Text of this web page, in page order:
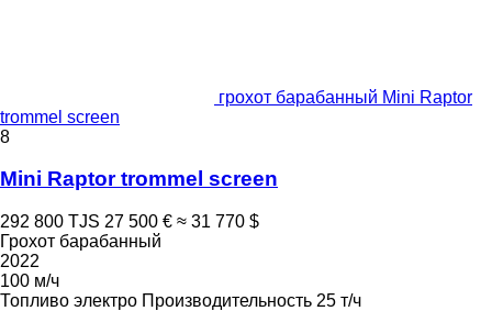
грохот барабанный Mini Raptor
trommel screen
8
Mini Raptor trommel screen
292 800 TJS 27 500 € ≈ 31 770 $
Грохот барабанный
2022
100 м/ч
Топливо электро Производительность 25 т/ч